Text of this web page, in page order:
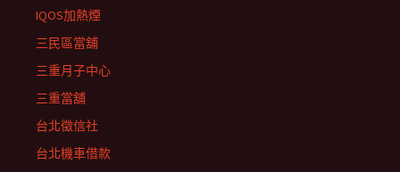
IQOS加熱煙
三民區當舖
三重月子中心
三重當舖
台北徵信社
台北機車借款